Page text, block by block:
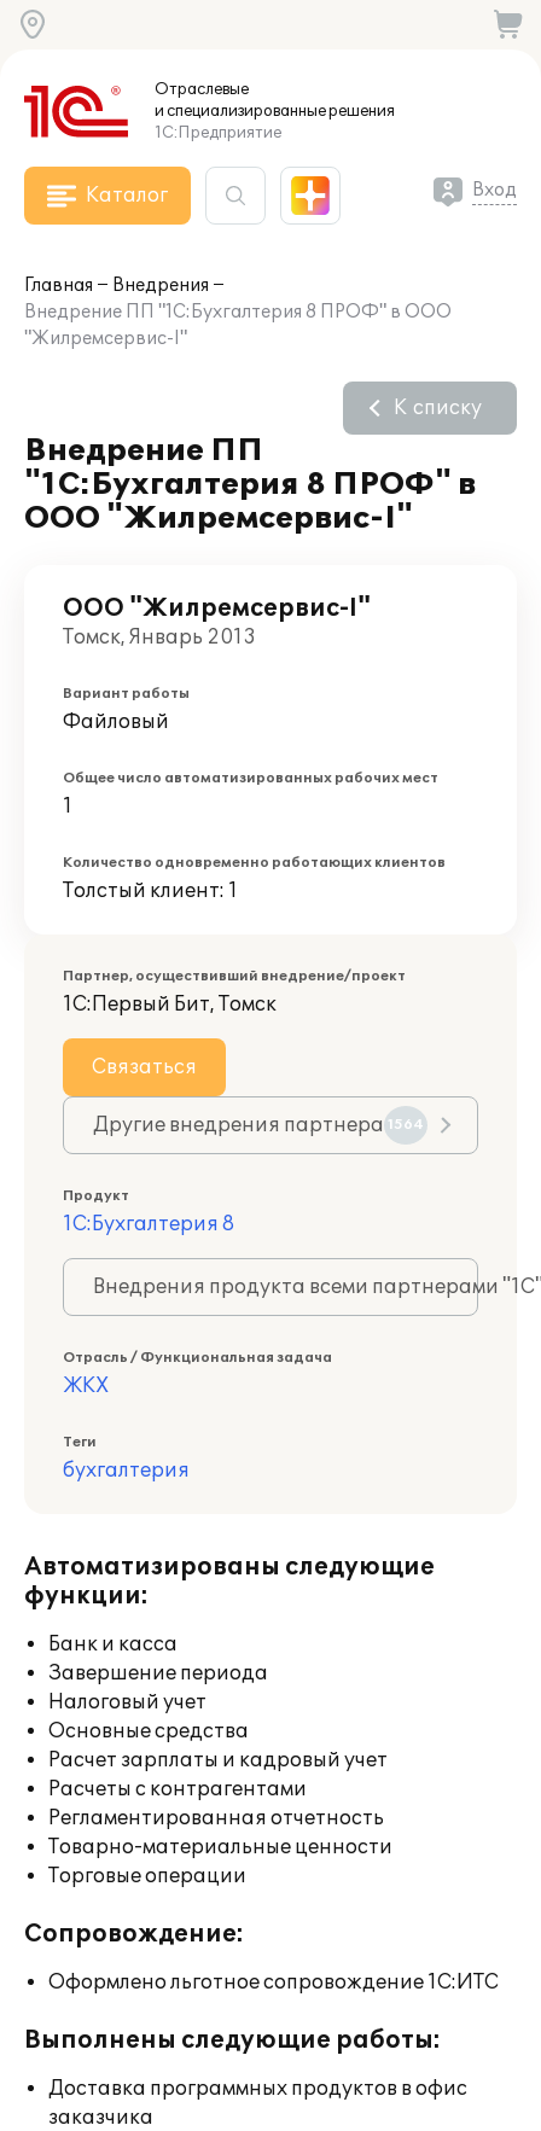
Отраслевые
и специализированныерешения
1С:Предприятие
Каталог Вход
Главная
Внедрения
Внедрение ПП "1С:Бухгалтерия 8 ПРОФ" в ООО
"Жилремсервис-I"
Внедрение ПП
"1С:Бухгалтерия 8 ПРОФ" в
ООО "Жилремсервис-I"
К списку
ООО "Жилремсервис-I"
Томск, Январь 2013
Вариант работы
Файловый
Общее число автоматизированных рабочих мест
1
Количество одновременно работающих клиентов
Толстый клиент: 1
Партнер, осуществивший внедрение/проект
1С:Первый Бит, Томск
Связаться
Другие внедрения партнера 1564
Продукт
1С:Бухгалтерия 8
Внедрения продукта всеми партнерами
Отрасль / Функциональная задача
ЖКХ
Теги
бухгалтерия
Автоматизированы следующие
функции:
Банк и касса
Завершение периода
Налоговый учет
Основные средства
Расчет зарплаты и кадровый учет
Расчеты с контрагентами
Регламентированная отчетность
Товарно-материальные ценности
Торговые операции
Сопровождение:
Оформлено льготное сопровождение 1С:ИТС
Выполнены следующие работы:
Доставка программных продуктов в офис
заказчика